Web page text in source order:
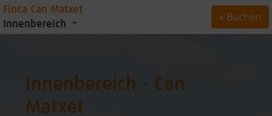
Innenbereich - Can
Matxet
Finca Can Matxet
Innenbereich
» Buchen